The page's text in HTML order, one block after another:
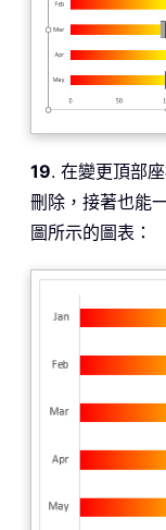
19. 在變更頂部
刪除，接著也能
圖所示的圖表：